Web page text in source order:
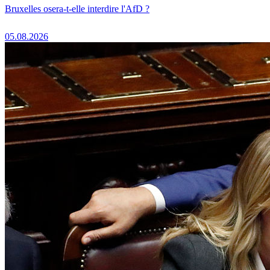
Bruxelles osera-t-elle interdire l'AfD ?
05.08.2026